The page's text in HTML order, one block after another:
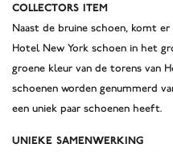
Collectors Item
Naast de bruine schoen, komt
Hotel New York schoen in het
groene kleur van de torens van
schoenen worden genummerd
een uniek paar schoenen heeft.
Unieke samenwerking